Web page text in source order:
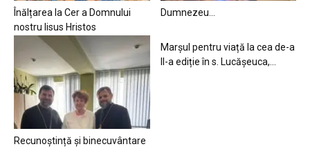
Înălțarea la Cer a Domnului
nostru Iisus Hristos
Dumnezeu…
Recunoștință și binecuvântare
Marșul pentru viață la cea de-a
II-a ediție în s. Lucășeuca,...